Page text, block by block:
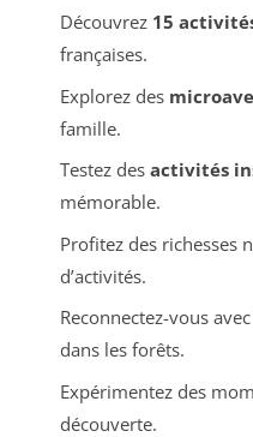
Découvrez 15
françaises.
Explorez des
famille.
Testez des activités
mémorable.
Profitez des richesses
d’activités.
Reconnectez-vous avec
dans les forêts.
Expérimentez des
découverte.